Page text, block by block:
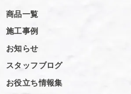
商品一覧
施工事例
お知らせ
スタッフブログ
お役立ち情報集